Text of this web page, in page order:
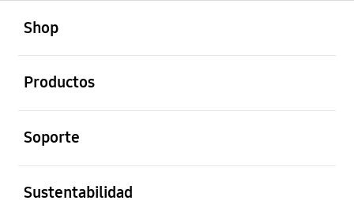
Shop
Productos
Soporte
Sustentabilidad